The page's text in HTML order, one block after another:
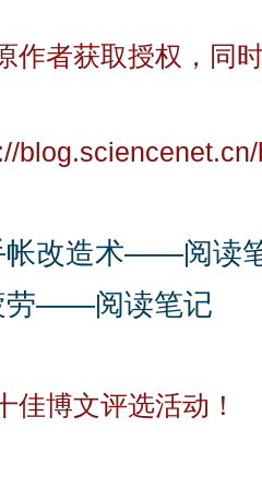
作者获取授权，同
帐改造术——阅读
劳——阅读笔记
佳博文评选活动！